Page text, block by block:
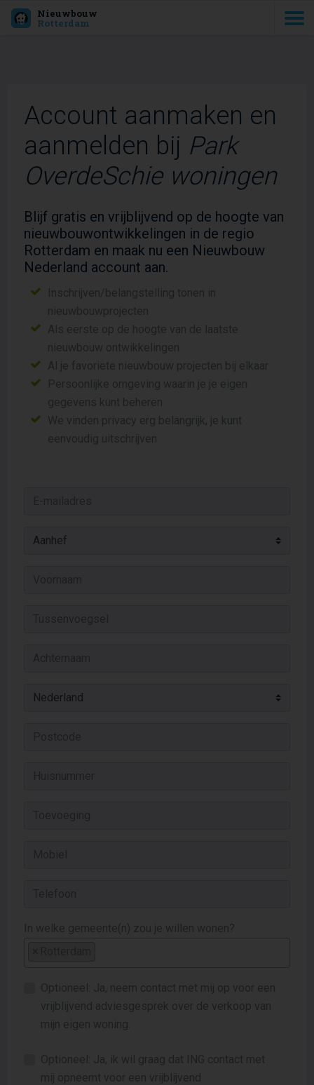
Nieuwbouw
Rotterdam
Account aanmaken en
aanmelden bij Park
OverdeSchie woningen
Blijf gratis en vrijblijvend op de hoogte van
nieuwbouwontwikkelingen in de regio
Rotterdam en maak nu een Nieuwbouw
Nederland account aan.
Inschrijven/belangstelling tonen in
nieuwbouwprojecten
Als eerste op de hoogte van de laatste
nieuwbouw ontwikkelingen
Al je favoriete nieuwbouw projecten bij elkaar
Persoonlijke omgeving waarin je je eigen
gegevens kunt beheren
We vinden privacy erg belangrijk, je kunt
eenvoudig uitschrijven
In welke gemeente(n) zou je willen wonen?
Optioneel: Ja, neem contact met mij op voor een
vrijblijvend adviesgesprek over de verkoop van
mijn eigen woning.
Optioneel: Ja, ik wil graag dat ING contact met
mij opneemt voor een vrijblijvend